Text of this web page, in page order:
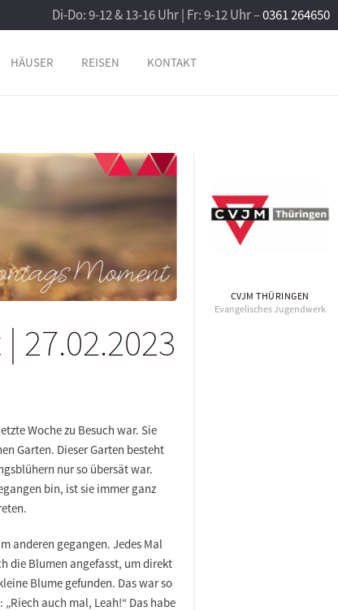
Di-Do: 9-12 & 13-16 Uhr | Fr: 9-12 Uhr –0361 264650
HÄUSER REISEN KONTAKT
27.02.2023
Woche zu Besuch war. Sie
Garten. Dieser Garten besteht
nur so übersät war.
bin, ist sie immer ganz
anderen gegangen. Jedes Mal
die Blumen angefasst, um direkt
Blume gefunden. Das war so
auch mal, Leah!“ Das habe
CVJM THÜRINGEN
Evangelisches Jugendwerk